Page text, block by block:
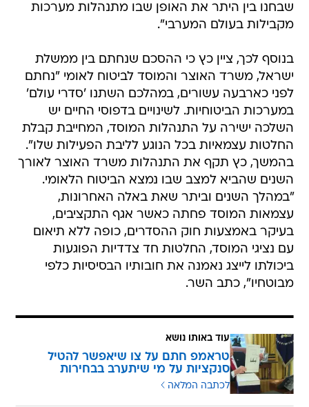
שבחנו בין היתר את האופן שבו מתנהלות מערכות
מקבילות בעולם המערבי".
בנוסף לכך, ציין כץ כי ההסכם שנחתם בין ממשלת
ישראל, משרד האוצר והמוסד לביטוח לאומי "נחתם
לפני כארבעה עשורים, במהלכם השתנו 'סדרי עולם'
במערכות הביטוחיות. לשינויים בדפוסי החיים יש
השלכה ישירה על התנהלות המוסד, המחייבת קבלת
החלטות עצמאיות בכל הנוגע לליבת הפעילות שלו".
בהמשך, כץ תקף את התנהלות משרד האוצר לאורך
השנים שהביא למצב שבו נמצא הביטוח הלאומי.
"במהלך השנים וביתר שאת באלה האחרונות,
עצמאות המוסד פחתה כאשר אגף התקציבים,
בעיקר באמצעות חוק ההסדרים, כופה ללא תיאום
עם נציגי המוסד, החלטות חד צדדיות הפוגעות
ביכולתו לייצג נאמנה את חובותיו הבסיסיות כלפי
מבוטחיו", כתב השר.
עוד באותו נושא
טראמפ חתם על צו שיאפשר להטיל
סנקציות על מי שיתערב בבחירות
לכתבה המלאה